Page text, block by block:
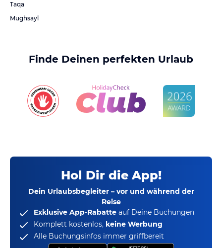
Taqa
Mughsayl
Finde Deinen perfekten Urlaub
Hol Dir die App!
Dein Urlaubsbegleiter – vor und während der
Reise
Exklusive App-Rabatte auf Deine Buchungen
Komplett kostenlos, keine Werbung
Alle Buchungsinfos immer griffbereit